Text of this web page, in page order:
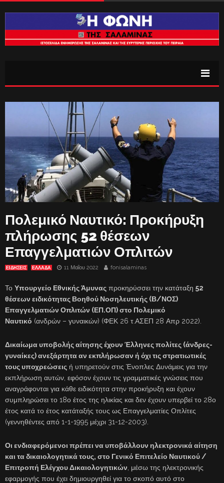
Πολεμικό Ναυτικό: Προκήρυξη
πλήρωσης 52 θέσεων
Επαγγελματιών Οπλιτών
ΕΙΔΗΣΕΙΣ ΕΛΛΑΔΑ 11 Μαΐου 2022 fonisalaminas
Το Υπουργείο Εθνικής Άμυνας προκηρύσσει την κατάταξη 52
θέσεων ειδικότητας Βοηθού Νοσηλευτικής (Β/ΝΟΣ)
Επαγγελματιών Οπλιτών (ΕΠ.ΟΠ) στο Πολεμικό
Ναυτικό (ανδρών – γυναικών) (ΦΕΚ 26 τ.ΑΣΕΠ 28 Απρ 2022).
Δικαίωμα υποβολής αίτησης έχουν Έλληνες πολίτες (άνδρες-
γυναίκες) ανεξάρτητα αν εκπλήρωσαν ή όχι τις στρατιωτικές
τους υποχρεώσεις ή υπηρετούν στις Ένοπλες Δυνάμεις για την
εκπλήρωση αυτών, εφόσον έχουν τις γραμματικές γνώσεις που
αναγράφονται για κάθε ειδικότητα στην προκήρυξη και έχουν
συμπληρώσει το 18ο έτος της ηλικίας και δεν έχουν υπερβεί το 28ο
έτος κατά το έτος κατάταξής τους ως Επαγγελματίες Οπλίτες
(γεννηθέντες από 1-1-1995 μέχρι 31-12-2003).
Οι ενδιαφερόμενοι πρέπει να υποβάλλουν ηλεκτρονικά αίτηση
και τα δικαιολογητικά τους, στο Γενικό Επιτελείο Ναυτικού /
Επιτροπή Ελέγχου Δικαιολογητικών , μέσω της ηλεκτρονικής
εφαρμογής που έχει δημιουργηθεί για το σκοπό αυτό στο